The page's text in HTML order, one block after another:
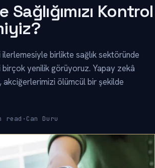
Kontrol
ilerlemesiyle birlikte sağlık sektöründe
yenilik görüyoruz. Yapay zekâ
ölümcül bir şekilde
read · Can Duru